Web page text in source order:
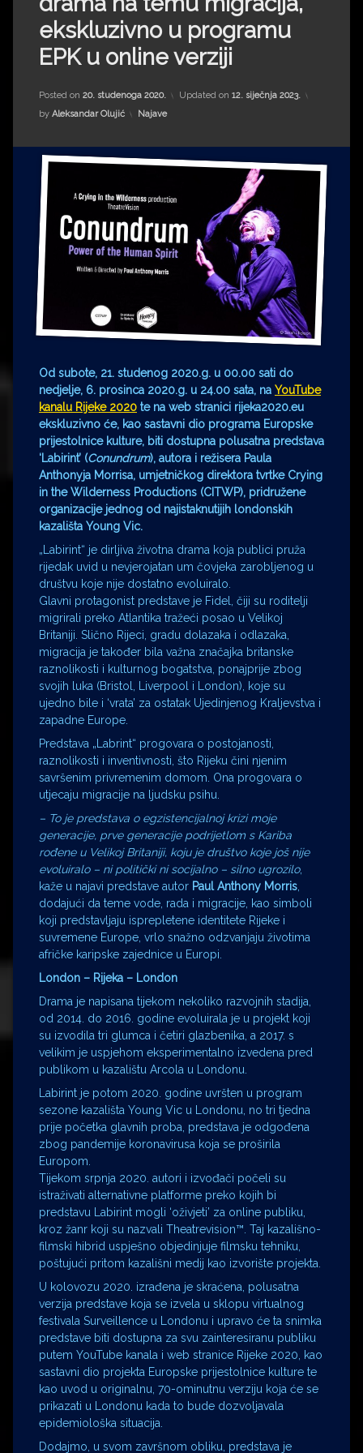
Impressum
Milenko Strižak
Drugi autori
Drugi autori
Ljiljana Lekanić-Kljaić
Željko Krznarić
Mario Lovreković
Miroslav Šantek
ekskluzivno u programu
EPK u online verziji
Posted on 20. studenoga 2020. Updated on 12. siječnja 2023.
by Aleksandar Olujić Kategorije:
Najave
Od subote, 21. studenog 2020.g. u 00.00 sati do
nedjelje, 6. prosinca 2020.g. u 24.00 sata, na YouTube
kanalu Rijeke 2020 te na web stranici rijeka2020.eu
ekskluzivno će, kao sastavni dio programa Europske
prijestolnice kulture, biti dostupna polusatna predstava
‘Labirint’ (Conundrum), autora i režisera Paula
Anthonyja Morrisa, umjetničkog direktora tvrtke Crying
in the Wilderness Productions (CITWP), pridružene
organizacije jednog od najistaknutijih londonskih
kazališta Young Vic.
„Labirint“ je dirljiva životna drama koja publici pruža
rijedak uvid u nevjerojatan um čovjeka zarobljenog u
društvu koje nije dostatno evoluiralo.
Glavni protagonist predstave je Fidel, čiji su roditelji
migrirali preko Atlantika tražeći posao u Velikoj
Britaniji. Slično Rijeci, gradu dolazaka i odlazaka,
migracija je također bila važna značajka britanske
raznolikosti i kulturnog bogatstva, ponajprije zbog
svojih luka (Bristol, Liverpool i London), koje su
ujedno bile i ‘vrata’ za ostatak Ujedinjenog Kraljevstva i
zapadne Europe.
Predstava „Labrint“ progovara o postojanosti,
raznolikosti i inventivnosti, što Rijeku čini njenim
savršenim privremenim domom. Ona progovara o
utjecaju migracije na ljudsku psihu.
– To je predstava o egzistencijalnoj krizi moje
generacije, prve generacije podrijetlom s Kariba
rođene u Velikoj Britaniji, koju je društvo koje još nije
evoluiralo – ni politički ni socijalno – silno ugrozilo,
kaže u najavi predstave autor Paul Anthony Morris,
dodajući da teme vode, rada i migracije, kao simboli
koji predstavljaju isprepletene identitete Rijeke i
suvremene Europe, vrlo snažno odzvanjaju životima
afričke karipske zajednice u Europi.
London – Rijeka – London
Drama je napisana tijekom nekoliko razvojnih stadija,
od 2014. do 2016. godine evoluirala je u projekt koji
su izvodila tri glumca i četiri glazbenika, a 2017. s
velikim je uspjehom eksperimentalno izvedena pred
publikom u kazalištu Arcola u Londonu.
Labirint je potom 2020. godine uvršten u program
sezone kazališta Young Vic u Londonu, no tri tjedna
prije početka glavnih proba, predstava je odgođena
zbog pandemije koronavirusa koja se proširila
Europom.
Tijekom srpnja 2020. autori i izvođači počeli su
istraživati alternativne platforme preko kojih bi
predstavu Labirint mogli ‘oživjeti’ za online publiku,
kroz žanr koji su nazvali Theatrevision™. Taj kazališno-
filmski hibrid uspješno objedinjuje filmsku tehniku,
poštujući pritom kazališni medij kao izvorište projekta.
U kolovozu 2020. izrađena je skraćena, polusatna
verzija predstave koja se izvela u sklopu virtualnog
festivala Surveillence u Londonu i upravo će ta snimka
predstave biti dostupna za svu zainteresiranu publiku
putem YouTube kanala i web stranice Rijeke 2020, kao
sastavni dio projekta Europske prijestolnice kulture te
kao uvod u originalnu, 70-ominutnu verziju koja će se
prikazati u Londonu kada to bude dozvoljavala
epidemiološka situacija.
Dodajmo, u svom završnom obliku, predstava je